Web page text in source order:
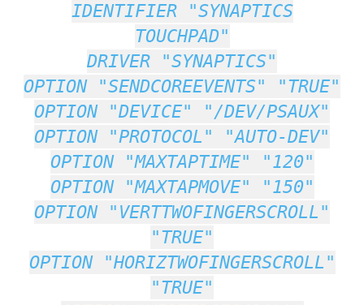
IDENTIFIER "SYNAPTICS
TOUCHPAD"
DRIVER "SYNAPTICS"
OPTION "SENDCOREEVENTS" "TRUE"
OPTION "DEVICE" "/DEV/PSAUX"
OPTION "PROTOCOL" "AUTO-DEV"
OPTION "MAXTAPTIME" "120"
OPTION "MAXTAPMOVE" "150"
OPTION "VERTTWOFINGERSCROLL"
"TRUE"
OPTION "HORIZTWOFINGERSCROLL"
"TRUE"